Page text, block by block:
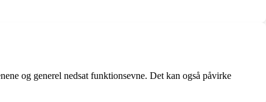
og generel nedsat funktionsevne. Det kan også påvirke